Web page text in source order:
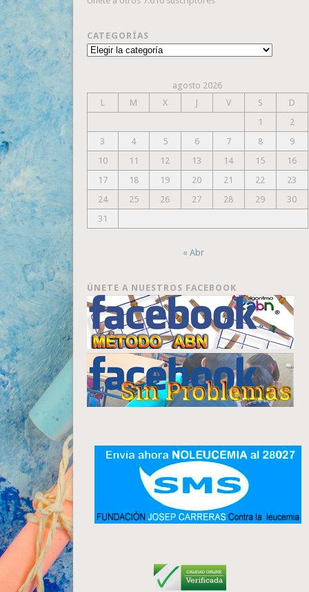
CATEGORÍAS
Categorías
agosto 2026
L
M X J V S
D
1
2
3
4 5 6 7 8
9
10
11 12 13 14 15
16
17
18 19 20 21 22
23
24
25 26 27 28 29
30
31
« Abr
ÚNETE A NUESTROS FACEBOOK